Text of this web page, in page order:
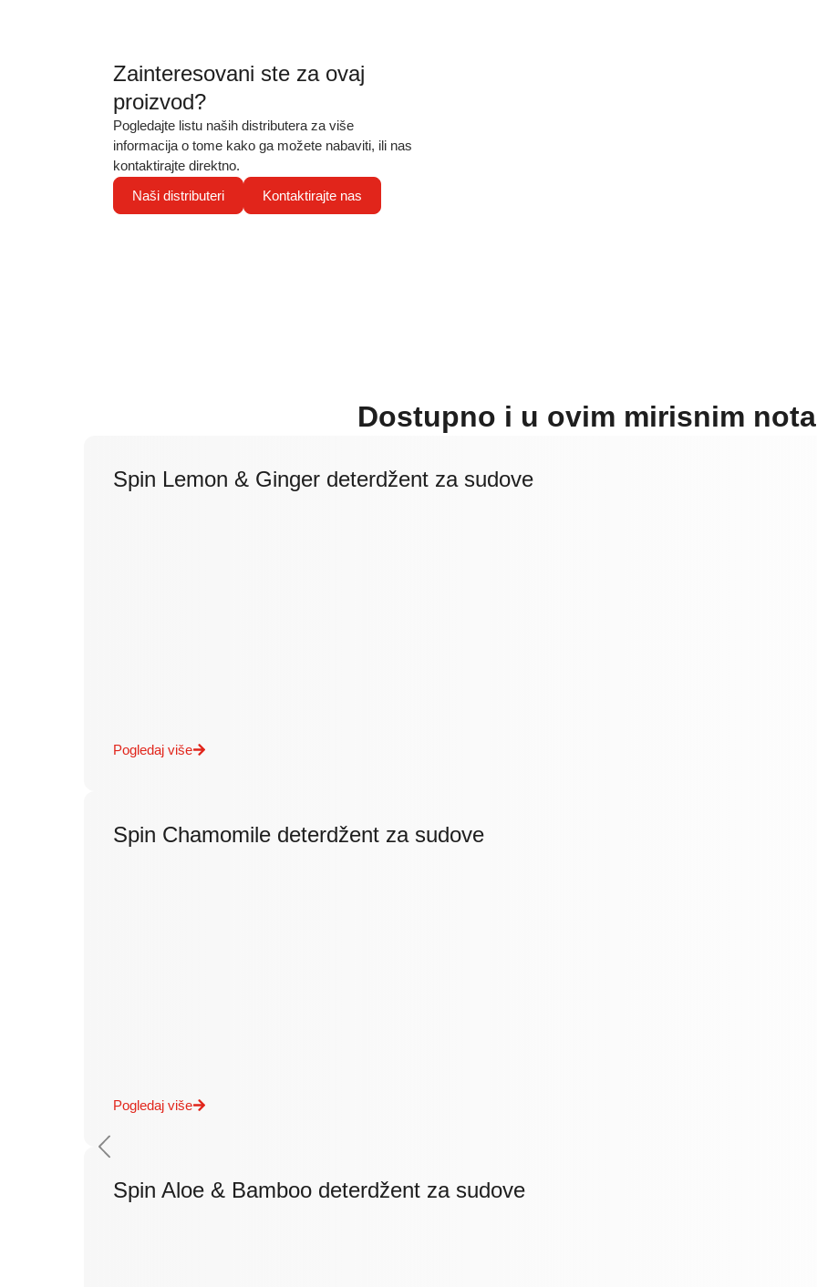
Zainteresovani ste za ovaj
proizvod?
Pogledajte listu naših distributera za više
informacija o tome kako ga možete nabaviti, ili nas
kontaktirajte direktno.
Naši distributeri
Kontaktirajte nas
Dostupno i u ovim mirisnim
Spin Lemon & Ginger deterdžent za sudove
Pogledaj više
Spin Chamomile deterdžent za sudove
Pogledaj više
Spin Aloe & Bamboo deterdžent za sudove